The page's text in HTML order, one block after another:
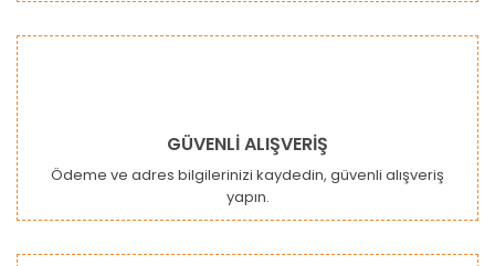
Gönder
GÜVENLİ ALIŞVERİŞ
Ödeme ve adres bilgilerinizi kaydedin, güvenli alışveriş
yapın.